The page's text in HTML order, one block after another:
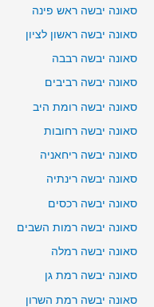
סאונה יבשה ראש פינה
סאונה יבשה ראשון לציון
סאונה יבשה רבבה
סאונה יבשה רביבים
סאונה יבשה רומת היב
סאונה יבשה רחובות
סאונה יבשה ריחאניה
סאונה יבשה רינתיה
סאונה יבשה רכסים
סאונה יבשה רמות השבים
סאונה יבשה רמלה
סאונה יבשה רמת גן
סאונה יבשה רמת השרון